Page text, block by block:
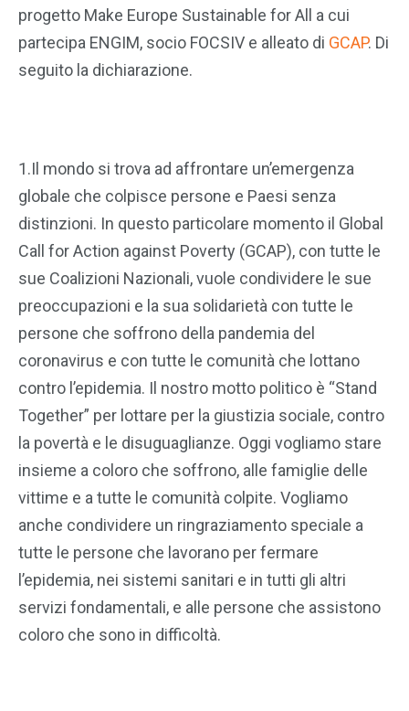
progetto Make Europe Sustainable for All a cui
partecipa ENGIM, socio FOCSIV e alleato di GCAP. Di
seguito la dichiarazione.
1.Il mondo si trova ad affrontare un’emergenza
globale che colpisce persone e Paesi senza
distinzioni. In questo particolare momento il Global
Call for Action against Poverty (GCAP), con tutte le
sue Coalizioni Nazionali, vuole condividere le sue
preoccupazioni e la sua solidarietà con tutte le
persone che soffrono della pandemia del
coronavirus e con tutte le comunità che lottano
contro l’epidemia. Il nostro motto politico è “Stand
Together” per lottare per la giustizia sociale, contro
la povertà e le disuguaglianze. Oggi vogliamo stare
insieme a coloro che soffrono, alle famiglie delle
vittime e a tutte le comunità colpite. Vogliamo
anche condividere un ringraziamento speciale a
tutte le persone che lavorano per fermare
l’epidemia, nei sistemi sanitari e in tutti gli altri
servizi fondamentali, e alle persone che assistono
coloro che sono in difficoltà.